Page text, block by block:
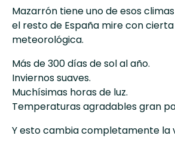
Mazarrón tiene uno de esos
el resto de España mire con
meteorológica.
Más de 300 días de sol al año.
Inviernos suaves.
Muchísimas horas de luz.
Temperaturas agradables gran
Y esto cambia completamente la